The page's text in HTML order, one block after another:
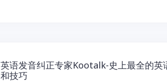
英语发音纠正专家Kootalk-史上最全的
和技巧